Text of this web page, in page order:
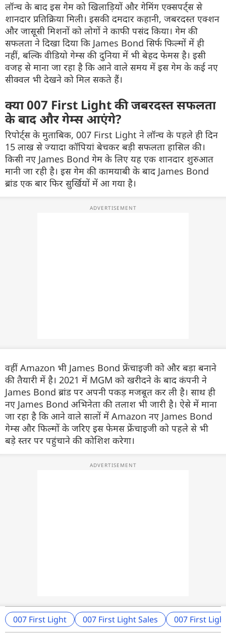
लॉन्च के बाद इस गेम को खिलाड़ियों और गेमिंग एक्सपर्ट्स से
शानदार प्रतिक्रिया मिली। इसकी दमदार कहानी, जबरदस्त एक्शन
और जासूसी मिशनों को लोगों ने काफी पसंद किया। गेम की
सफलता ने दिखा दिया कि James Bond सिर्फ फिल्मों में ही
नहीं, बल्कि वीडियो गेम्स की दुनिया में भी बेहद फेमस है। इसी
वजह से माना जा रहा है कि आने वाले समय में इस गेम के कई नए
सीक्वल भी देखने को मिल सकते हैं।
क्या 007 First Light की जबरदस्त सफलता
के बाद और गेम्स आएंगे?
रिपोर्ट्स के मुताबिक, 007 First Light ने लॉन्च के पहले ही दिन
15 लाख से ज्यादा कॉपियां बेचकर बड़ी सफलता हासिल की।
किसी नए James Bond गेम के लिए यह एक शानदार शुरुआत
मानी जा रही है। इस गेम की कामयाबी के बाद James Bond
ब्रांड एक बार फिर सुर्खियों में आ गया है।
वहीं Amazon भी James Bond फ्रेंचाइजी को और बड़ा बनाने
की तैयारी में है। 2021 में MGM को खरीदने के बाद कंपनी ने
James Bond ब्रांड पर अपनी पकड़ मजबूत कर ली है। साथ ही
नए James Bond अभिनेता की तलाश भी जारी है। ऐसे में माना
जा रहा है कि आने वाले सालों में Amazon नए James Bond
गेम्स और फिल्मों के जरिए इस फेमस फ्रेंचाइजी को पहले से भी
बड़े स्तर पर पहुंचाने की कोशिश करेगा।
007 First Light 007 First Light Sales 007 First